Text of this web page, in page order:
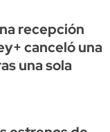
recepción
canceló una
una sola